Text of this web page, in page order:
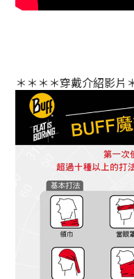
＊＊＊＊穿戴介紹影片